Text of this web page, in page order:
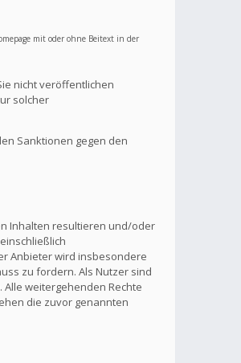
mit oder ohne Beitext in der
nicht veröffentlichen
solcher
Sanktionen gegen den
Inhalten resultieren und/oder
Anbieter wird insbesondere
zu fordern. Als Nutzer sind
weitergehenden Rechte
die zuvor genannten